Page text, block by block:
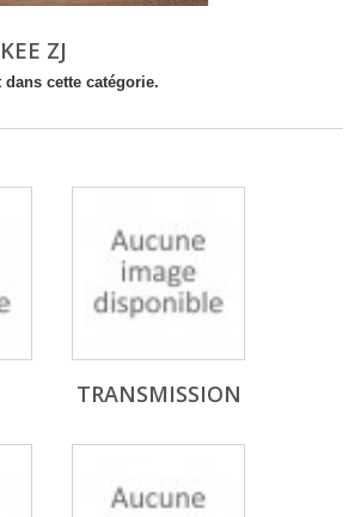
ZJ
dans cette catégorie.
TRANSMISSION